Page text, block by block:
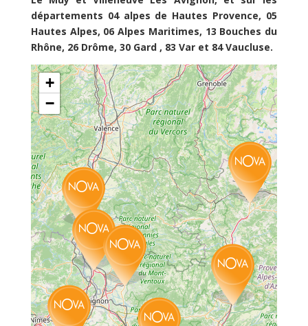
départements 04 alpes de Hautes Provence, 05
Hautes Alpes, 06 Alpes Maritimes, 13 Bouches du
Rhône, 26 Drôme, 30 Gard , 83 Var et 84 Vaucluse.
+
−